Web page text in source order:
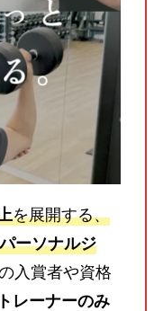
を展開する、
ーソナルジ
入賞者や資格
レーナーのみ